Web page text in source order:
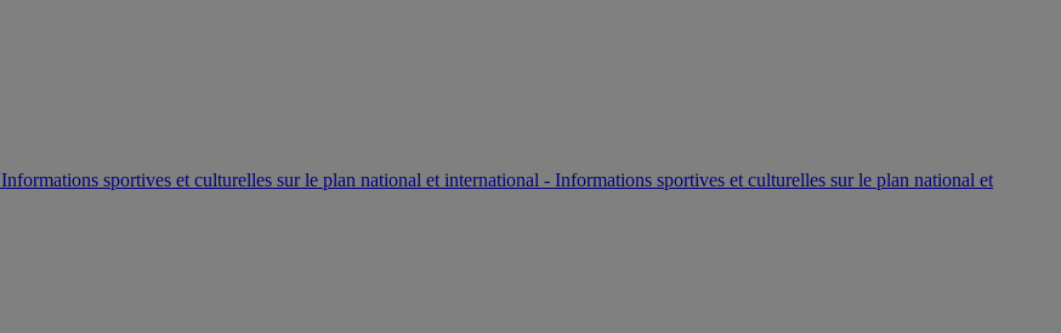
Informations sportives et culturelles sur le plan national et international - Informations sportives et culturelles sur le plan national et